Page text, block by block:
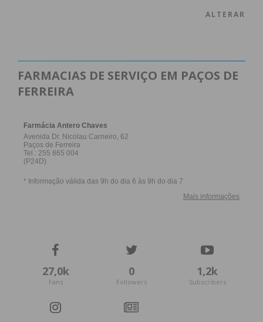
ALTERAR
FARMACIAS DE SERVIÇO EM PAÇOS DE
FERREIRA
27,0k
Fans
0
Followers
1,2k
Subscribers